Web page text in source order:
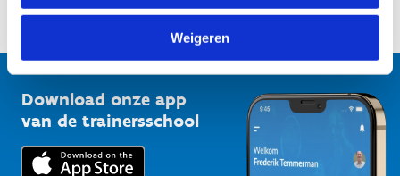
Weigeren
Sportfederaties
Sportclubs
Bedrijven
Trainers en begeleiders
Mountainbikeroutes
Vlaamse Trainersschool
Kennisplatform
Downloads
Voor de pers
Download onze app
van de trainersschool